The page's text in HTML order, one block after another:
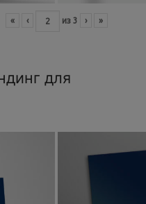
« ‹ из 3 › »
для